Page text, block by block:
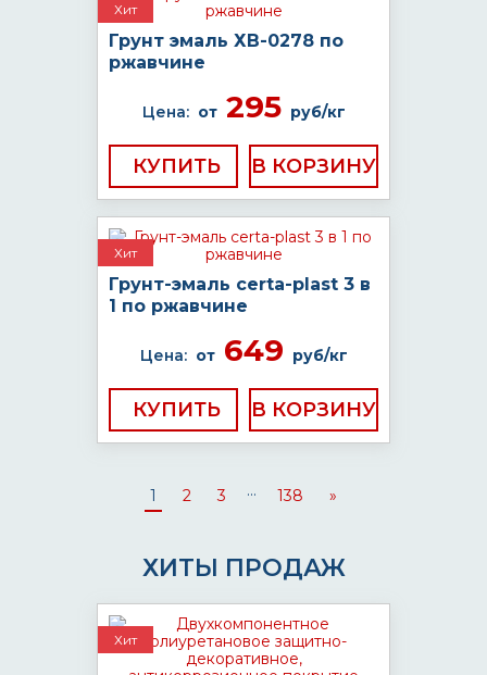
Хит
Грунт эмаль ХВ-0278 по
ржавчине
Цена: от295 руб/кг
КУПИТЬ
Хит
Грунт-эмаль certa-plast 3 в
1 по ржавчине
Цена: от649 руб/кг
КУПИТЬ
1 2 3 ... 138 »
ХИТЫ ПРОДАЖ
Хит